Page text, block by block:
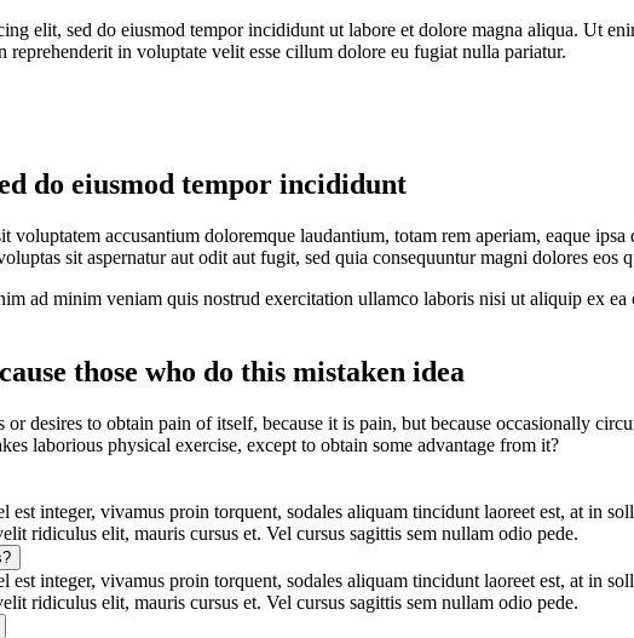
elit, sed do eiusmod tempor incididunt ut labore et dolore magna aliqua. Ut
reprehenderit in voluptate velit esse cillum dolore eu fugiat nulla pariatur.
do eiusmod tempor incididunt
voluptatem accusantium doloremque laudantium, totam rem aperiam, eaque
sit aspernatur aut odit aut fugit, sed quia consequuntur magni dolores eos
ad minim veniam quis nostrud exercitation ullamco laboris nisi ut aliquip ex
those who do this mistaken idea
desires to obtain pain of itself, because it is pain, but because occasionally
laborious physical exercise, except to obtain some advantage from it?
est integer, vivamus proin torquent, sodales aliquam tincidunt laoreet est, at in
ridiculus elit, mauris cursus et. Vel cursus sagittis sem nullam odio pede.
est integer, vivamus proin torquent, sodales aliquam tincidunt laoreet est, at in
ridiculus elit, mauris cursus et. Vel cursus sagittis sem nullam odio pede.